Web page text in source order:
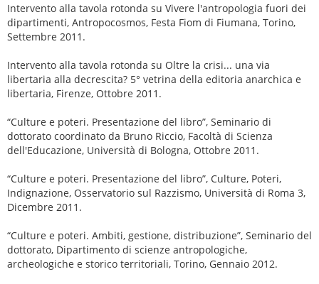
Intervento alla tavola rotonda su Vivere l'antropologia fuori dei
dipartimenti, Antropocosmos, Festa Fiom di Fiumana, Torino,
Settembre 2011.
Intervento alla tavola rotonda su Oltre la crisi... una via
libertaria alla decrescita? 5° vetrina della editoria anarchica e
libertaria, Firenze, Ottobre 2011.
“Culture e poteri. Presentazione del libro”, Seminario di
dottorato coordinato da Bruno Riccio, Facoltà di Scienza
dell'Educazione, Università di Bologna, Ottobre 2011.
“Culture e poteri. Presentazione del libro”, Culture, Poteri,
Indignazione, Osservatorio sul Razzismo, Università di Roma 3,
Dicembre 2011.
“Culture e poteri. Ambiti, gestione, distribuzione”, Seminario del
dottorato, Dipartimento di scienze antropologiche,
archeologiche e storico territoriali, Torino, Gennaio 2012.